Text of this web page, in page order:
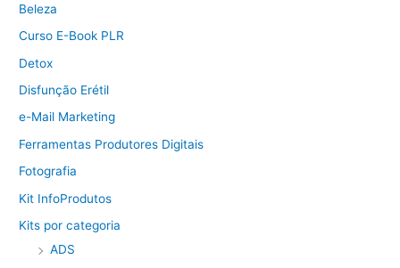
Beleza
Curso E-Book PLR
Detox
Disfunção Erétil
e-Mail Marketing
Ferramentas Produtores Digitais
Fotografia
Kit InfoProdutos
Kits por categoria
ADS